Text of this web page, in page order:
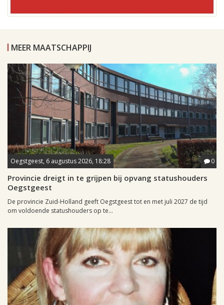
MEER MAATSCHAPPIJ
Oegstgeest, 6 augustus 2026, 18:28 0
Provincie dreigt in te grijpen bij opvang statushouders
Oegstgeest
De provincie Zuid-Holland geeft Oegstgeest tot en met juli 2027 de tijd
om voldoende statushouders op te...